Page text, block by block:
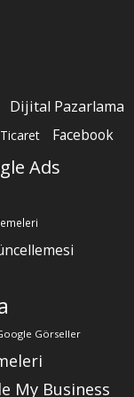
Dijital Pazarlama
Facebook
Ads
Görseller
My Business